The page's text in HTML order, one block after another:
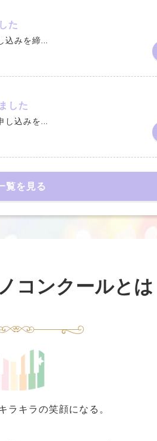
た
込みを締...
した
し込みを...
覧を見る
コンクールとは
ラキラの笑顔になる。